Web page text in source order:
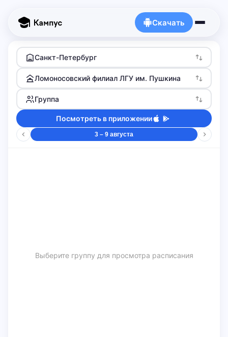
Скачать
Санкт-Петербург
Ломоносовский филиал ЛГУ им. Пушкина
Группа
Посмотреть в приложении
3 – 9 августа
Выберите группу для просмотра расписания